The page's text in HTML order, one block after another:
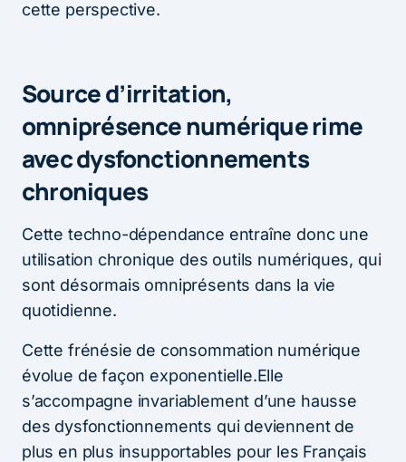
cette perspective.
Source d’irritation,
omniprésence numérique rime
avec dysfonctionnements
chroniques
Cette techno-dépendance entraîne donc une
utilisation chronique des outils numériques, qui
sont désormais omniprésents dans la vie
quotidienne.
Cette frénésie de consommation numérique
évolue de façon exponentielle.Elle
s’accompagne invariablement d’une hausse
des dysfonctionnements qui deviennent de
plus en plus insupportables pour les Français